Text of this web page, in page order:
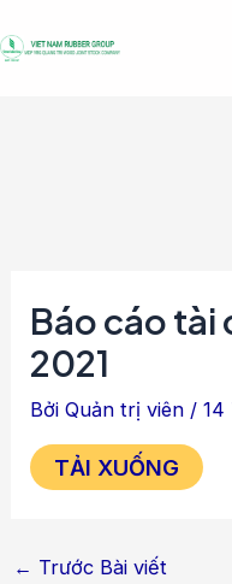
tới
Báo cáo tài
2021
BởiQuản trị viên /14
TẢI XUỐNG
hướng
← Trước Bài viết